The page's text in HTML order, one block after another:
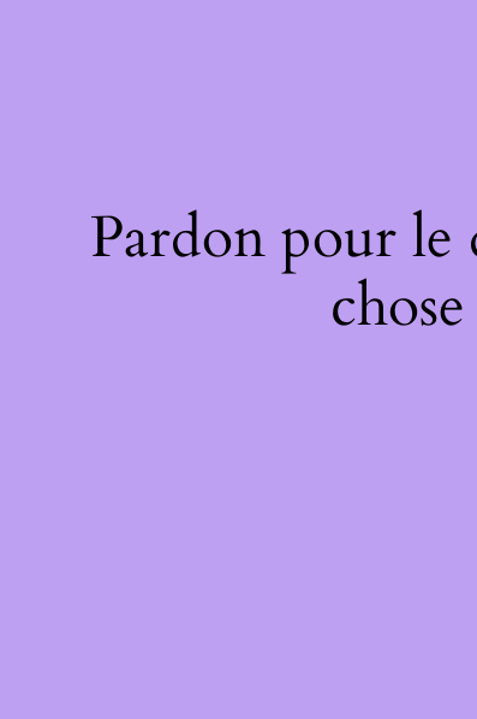
Pardon pour le